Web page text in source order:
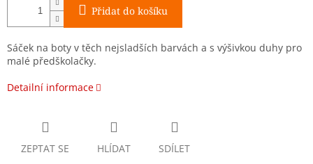
Přidat do košíku
Sáček na boty v těch nejsladších barvách a s výšivkou duhy pro
malé předškolačky.
Detailní informace
ZEPTAT SE HLÍDAT SDÍLET